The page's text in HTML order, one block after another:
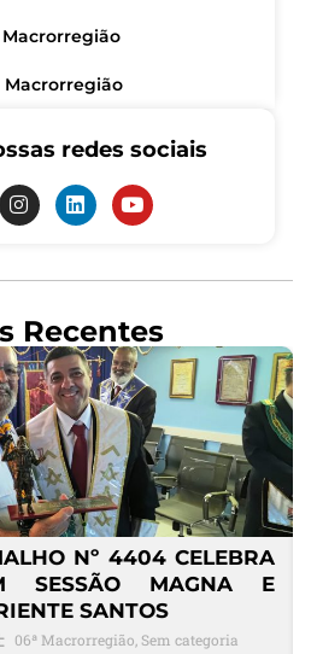
Macrorregião
Macrorregião
redes sociais
Recentes
Nº 4404 CELEBRA
SESSÃO MAGNA E
SANTOS
06ª Macrorregião Sem categoria